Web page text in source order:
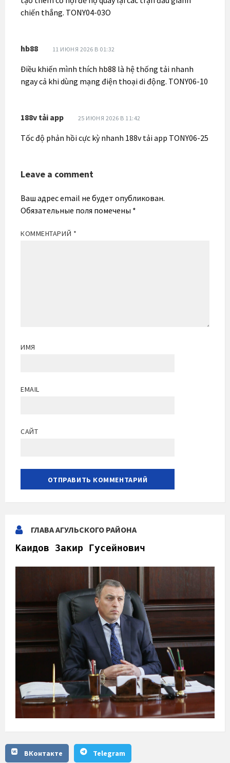
chiến thắng. TONY04-03O
hb88 11 ИЮНЯ 2026 В 01:32
Điều khiến mình thích hb88 là hệ thống tải nhanh
ngay cả khi dùng mạng điện thoại di động. TONY06-10
188v tải app 25 ИЮНЯ 2026 В 11:42
Tốc độ phản hồi cực kỳ nhanh 188v tải app TONY06-25
Leave a comment
Ваш адрес email не будет опубликован.
Обязательные поля помечены *
КОММЕНТАРИЙ *
ИМЯ
EMAIL
САЙТ
ГЛАВА АГУЛЬСКОГО РАЙОНА
Каидов Закир Гусейнович
ВКонтакте Telegram